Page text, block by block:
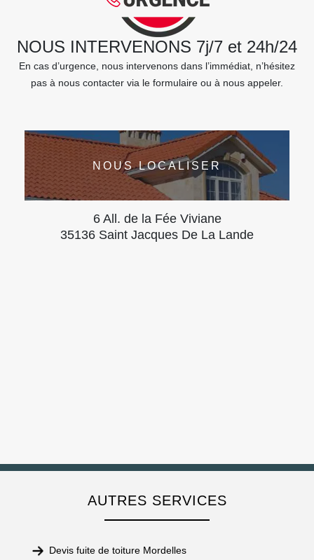
NOUS INTERVENONS 7j/7 et 24h/24
En cas d’urgence, nous intervenons dans l’immédiat, n’hésitez
pas à nous contacter via le formulaire ou à nous appeler.
NOUS LOCALISER
6 All. de la Fée Viviane
35136 Saint Jacques De La Lande
AUTRES SERVICES
Devis fuite de toiture Mordelles